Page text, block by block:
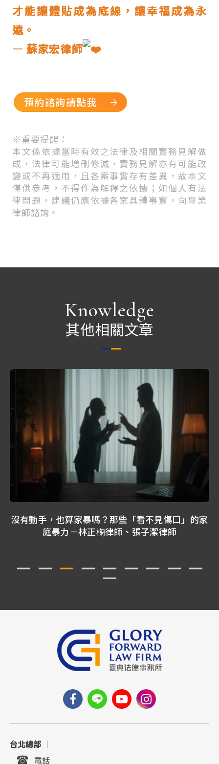
才能讓體貼成為底線，讓幸福成為永
遠。
— 蘇家宏律師
預約諮詢請點我
※重要提醒：
本文係依據當時有效之法律及相關實務見解做
成，法律可能增刪修減，實務見解亦有可能改
變或不再適用，且各案事實存有差異，故本文
僅供參考，不得作為解釋之依據；如個人有法
律問題，建議仍應依據各案具體事實，向專業
律師諮詢。
Knowledge
其他相關文章
沒有動手，也算家暴嗎？那些「看不見傷口」的家
庭暴力－林正椈律師、張子潔律師
台北總部 ｜
電話